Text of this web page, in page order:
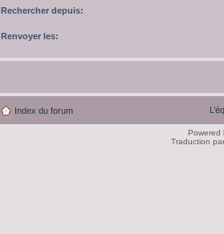
Rechercher depuis:
Renvoyer les:
Index du forum
Powered
Traduction